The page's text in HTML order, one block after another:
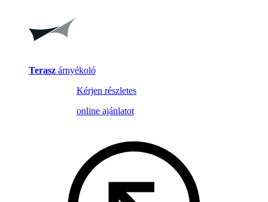
Terasz árnyékoló
Kérjen részletes
online ajánlatot